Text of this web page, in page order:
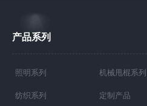
产品系列
照明系列 机械甩棍系列
纺织系列 定制产品